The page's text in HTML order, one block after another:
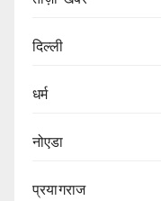
दिल्ली
धर्म
नोएडा
प्रयागराज